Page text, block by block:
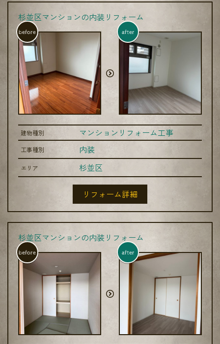
杉並区マンションの内装リフォーム
before after
建物種別 マンションリフォーム工事
工事種別 内装
エリア 杉並区
リフォーム詳細
杉並区マンションの内装リフォーム
before after